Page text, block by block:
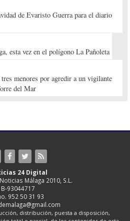
de Evaristo Guerra para el diario
esta vez en el polígono La Pañoleta
menores por agredir a un vigilante
del Mar
24 Digital
Málaga 2010, S.L.
B-93044717
952 50 31 93
distribución, puesta a disposición,